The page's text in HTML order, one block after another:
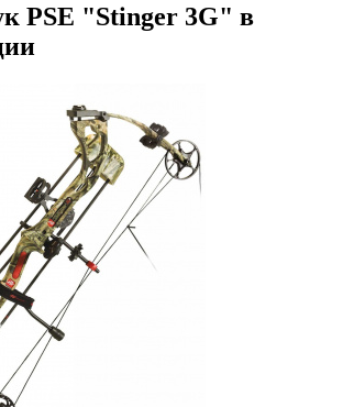
PSE "Stinger 3G" в